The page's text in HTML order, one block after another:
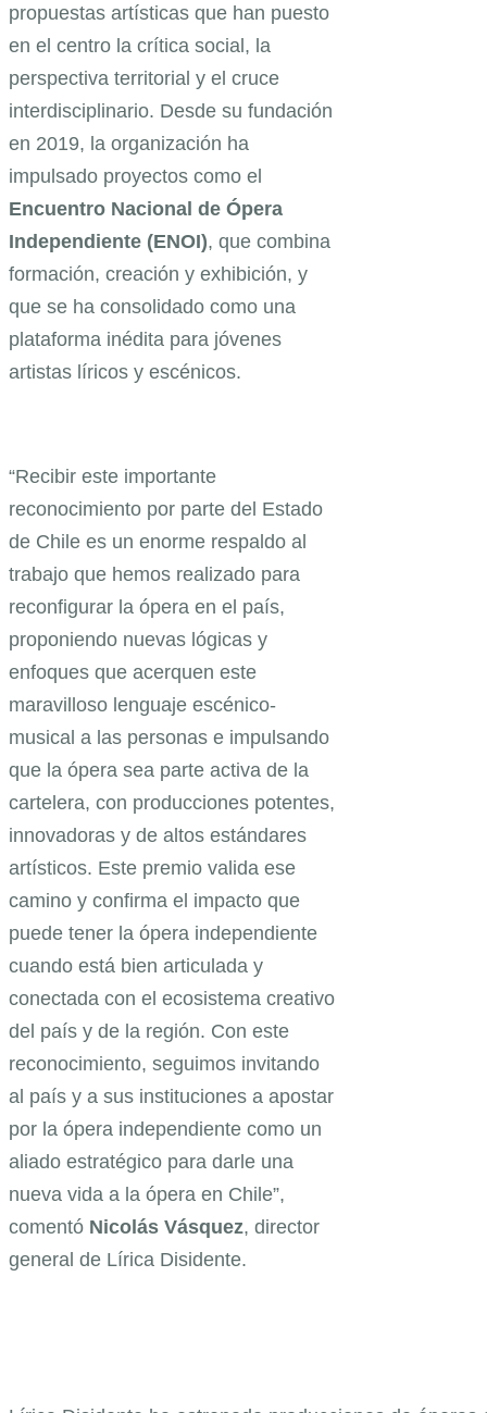
propuestas artísticas que han puesto
en el centro la crítica social, la
perspectiva territorial y el cruce
interdisciplinario. Desde su fundación
en 2019, la organización ha
impulsado proyectos como el
Encuentro Nacional de Ópera
Independiente (ENOI), que combina
formación, creación y exhibición, y
que se ha consolidado como una
plataforma inédita para jóvenes
artistas líricos y escénicos.
“Recibir este importante
reconocimiento por parte del Estado
de Chile es un enorme respaldo al
trabajo que hemos realizado para
reconfigurar la ópera en el país,
proponiendo nuevas lógicas y
enfoques que acerquen este
maravilloso lenguaje escénico-
musical a las personas e impulsando
que la ópera sea parte activa de la
cartelera, con producciones potentes,
innovadoras y de altos estándares
artísticos. Este premio valida ese
camino y confirma el impacto que
puede tener la ópera independiente
cuando está bien articulada y
conectada con el ecosistema creativo
del país y de la región. Con este
reconocimiento, seguimos invitando
al país y a sus instituciones a apostar
por la ópera independiente como un
aliado estratégico para darle una
nueva vida a la ópera en Chile”,
comentó Nicolás Vásquez, director
general de Lírica Disidente.